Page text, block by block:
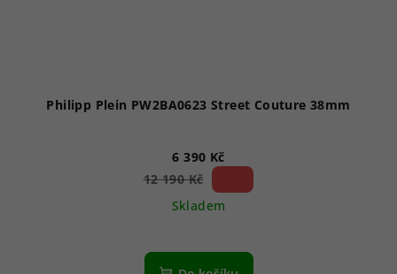
Philipp Plein PW2BA0623 Street Couture 38mm
6 390 Kč
12 190 Kč
Skladem